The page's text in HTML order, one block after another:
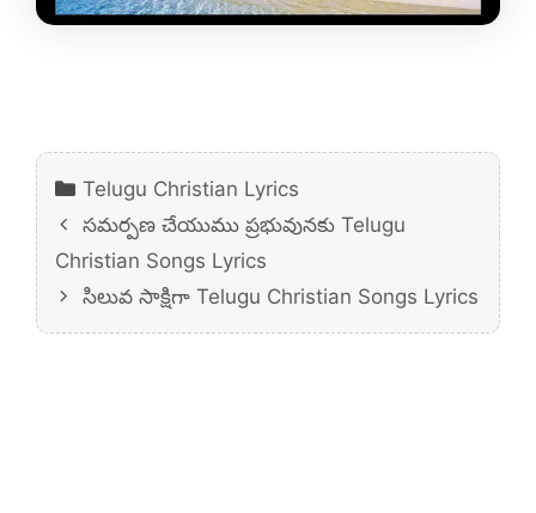
Categories
Telugu Christian Lyrics
సమర్పణ చేయుము ప్రభువునకు Telugu
Christian Songs Lyrics
సిలువ సాక్షిగా Telugu Christian Songs Lyrics